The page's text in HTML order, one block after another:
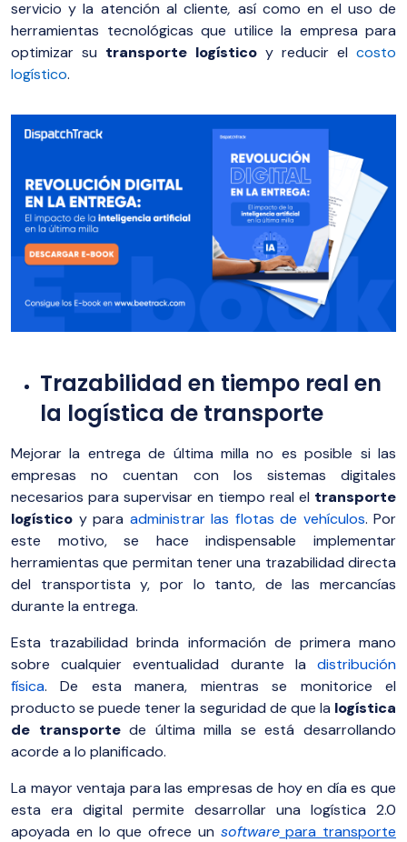
servicio y la atención al cliente,así como en el uso de
herramientas tecnológicas que utilice la empresa para
optimizar su transporte logístico y reducir el costo
logístico.
Trazabilidad en tiempo real en
la logística de transporte
Mejorar la entrega de última milla no es posible si las
empresas no cuentan con los sistemas digitales
necesarios para supervisar en tiempo real el transporte
logístico y para administrar las flotas de vehículos. Por
este motivo, se hace indispensable implementar
herramientas que permitan tener una trazabilidad directa
del transportista y, por lo tanto, de las mercancías
durante la entrega.
Esta trazabilidad brinda información de primera mano
sobre cualquier eventualidad durante la distribución
física. De esta manera, mientras se monitorice el
producto se puede tener la seguridad de que la logística
de transportede última milla se está desarrollando
acorde a lo planificado.
La mayor ventaja para las empresas de hoy en día es que
esta era digital permite desarrollar una logística 2.0
apoyada en lo que ofrece un softwarepara transporte